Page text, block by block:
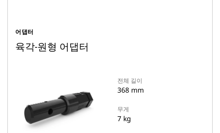
어댑터
육각-원형 어댑터
전체 길이
368 mm
무게
7 kg